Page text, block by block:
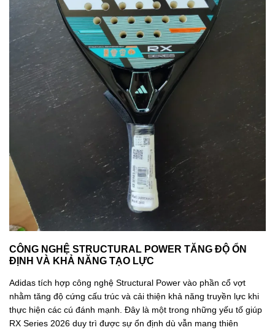
CÔNG NGHỆ STRUCTURAL POWER TĂNG ĐỘ ỔN
ĐỊNH VÀ KHẢ NĂNG TẠO LỰC
Adidas tích hợp công nghệ Structural Power vào phần cổ vợt
nhằm tăng độ cứng cấu trúc và cải thiện khả năng truyền lực khi
thực hiện các cú đánh mạnh. Đây là một trong những yếu tố giúp
RX Series 2026 duy trì được sự ổn định dù vẫn mang thiên